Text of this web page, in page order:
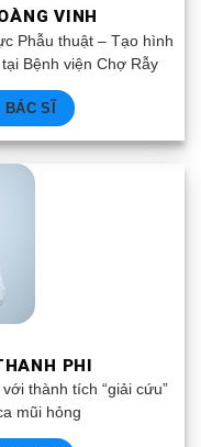
VINH
Phẫu thuật – Tạo hình
Bệnh viện Chợ Rẫy
SĨ
PHI
thành tích “giải cứu”
mũi hỏng